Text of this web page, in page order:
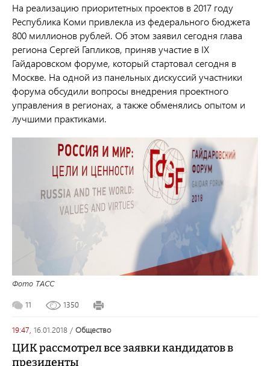
На реализацию приоритетных проектов в 2017 году
Республика Коми привлекла из федерального бюджета
800 миллионов рублей. Об этом заявил сегодня глава
региона Сергей Гапликов, приняв участие в IX
Гайдаровском форуме, который стартовал сегодня в
Москве. На одной из панельных дискуссий участники
форума обсудили вопросы внедрения проектного
управления в регионах, а также обменялись опытом и
лучшими практиками.
Фото ТАСС
11 1350
19:47, 16.01.2018 / общество
ЦИК рассмотрел все заявки кандидатов в
президенты